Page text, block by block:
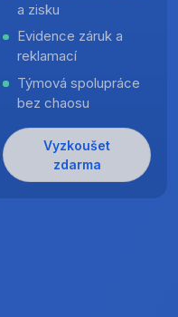
a zisku
Evidence záruk a
reklamací
Týmová spolupráce
bez chaosu
Vyzkoušet
zdarma